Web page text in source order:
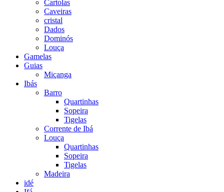
Cartolas
Caveiras
cristal
Dados
Dominós
Louça
Gamelas
Guias
Miçanga
Ibás
Barro
Quartinhas
Sopeira
Tigelas
Corrente de Ibá
Louça
Quartinhas
Sopeira
Tigelas
Madeira
idé